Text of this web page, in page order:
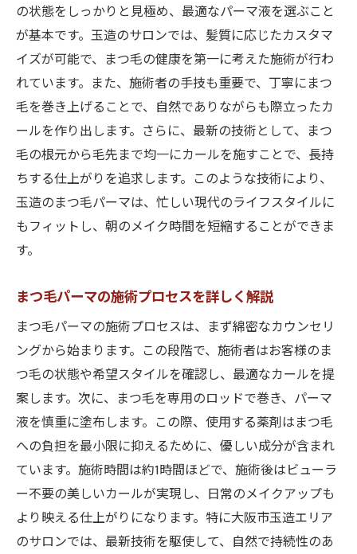
の状態をしっかりと見極め、最適なパーマ液を選ぶこと
が基本です。玉造のサロンでは、髪質に応じたカスタマ
イズが可能で、まつ毛の健康を第一に考えた施術が行わ
れています。また、施術者の手技も重要で、丁寧にまつ
毛を巻き上げることで、自然でありながらも際立ったカ
ールを作り出します。さらに、最新の技術として、まつ
毛の根元から毛先まで均一にカールを施すことで、長持
ちする仕上がりを追求します。このような技術により、
玉造のまつ毛パーマは、忙しい現代のライフスタイルに
もフィットし、朝のメイク時間を短縮することができま
す。
まつ毛パーマの施術プロセスを詳しく解説
まつ毛パーマの施術プロセスは、まず綿密なカウンセリ
ングから始まります。この段階で、施術者はお客様のま
つ毛の状態や希望スタイルを確認し、最適なカールを提
案します。次に、まつ毛を専用のロッドで巻き、パーマ
液を慎重に塗布します。この際、使用する薬剤はまつ毛
への負担を最小限に抑えるために、優しい成分が含まれ
ています。施術時間は約1時間ほどで、施術後はビューラ
ー不要の美しいカールが実現し、日常のメイクアップも
より映える仕上がりになります。特に大阪市玉造エリア
のサロンでは、最新技術を駆使して、自然で持続性のあ